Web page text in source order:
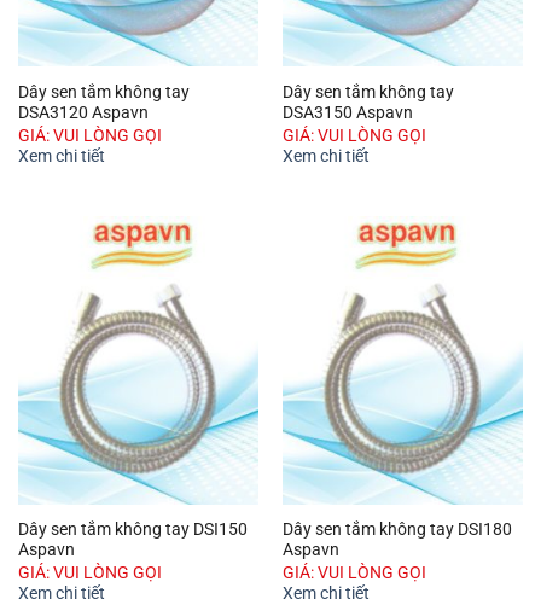
Dây sen tắm không tay
DSA3120 Aspavn
GIÁ: VUI LÒNG GỌI
Xem chi tiết
Dây sen tắm không tay
DSA3150 Aspavn
GIÁ: VUI LÒNG GỌI
Xem chi tiết
Dây sen tắm không tay DSI150
Aspavn
GIÁ: VUI LÒNG GỌI
Xem chi tiết
Dây sen tắm không tay DSI180
Aspavn
GIÁ: VUI LÒNG GỌI
Xem chi tiết